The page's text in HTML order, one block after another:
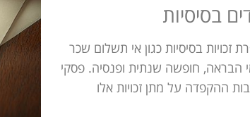
בסיסיות
זכויות בסיסיות כגון אי תשלום שכר
הבראה, חופשה שנתית ופנסיה. פסקי
ההקפדה על מתן זכויות אלו